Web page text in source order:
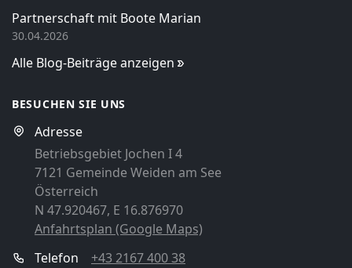
Partnerschaft mit Boote Marian
30.04.2026
Alle Blog-Beiträge anzeigen
BESUCHEN SIE UNS
Adresse
Betriebsgebiet Jochen I 4
7121 Gemeinde Weiden am See
Österreich
N 47.920467, E 16.876970
Anfahrtsplan (Google Maps)
Telefon
+43 2167 400 38